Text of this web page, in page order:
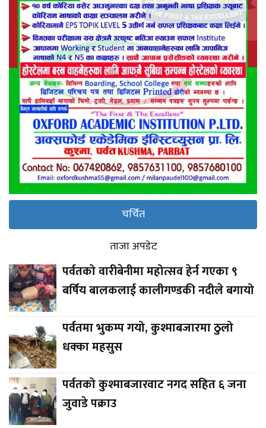
चर्चित
ताजा अपडेट
पर्वतको वारीबेनीमा महोत्सव हेर्न गएका ९
बर्षिय बालकलाई कालीगण्डकी नदीले बगायो
पर्वतमा भुकम्प गयो, कुश्माबजारमा ठुलो
धक्का महसुस
पर्वतको कुश्माबजारवाट नगद सहित ६ जना
जुवाडे पक्राउ